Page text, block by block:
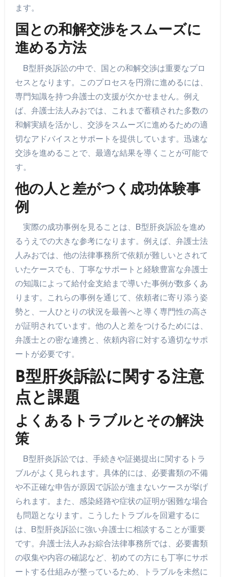
ます。
国との和解交渉をスムーズに
進める方法
B型肝炎訴訟の中で、国との和解交渉は重要なプロ
セスとなります。このプロセスを円滑に進めるには、
専門知識を持つ弁護士の支援が欠かせません。例え
ば、弁護士法人みおでは、これまで蓄積された多数の
和解実績を活かし、交渉をスムーズに進めるための適
切なアドバイスとサポートを提供しています。迅速な
交渉を進めることで、最適な結果を導くことが可能で
す。
他の人と差がつく成功体験事
例
実際の成功事例を見ることは、B型肝炎訴訟を進め
るうえでの大きな参考になります。例えば、弁護士法
人みおでは、他の法律事務所で依頼が難しいとされて
いたケースでも、丁寧なサポートと経験豊富な弁護士
の知識によって給付金支給まで導いた事例が数多くあ
ります。これらの事例を通じて、依頼者に寄り添う姿
勢と、一人ひとりの状況を最善へと導く専門性の高さ
が証明されています。他の人と差をつけるためには、
弁護士との密な連携と、依頼内容に対する適切なサポ
ートが必要です。
B型肝炎訴訟に関する注意
点と課題
よくあるトラブルとその解決
策
B型肝炎訴訟では、手続きや証拠提出に関するトラ
ブルがよく見られます。具体的には、必要書類の不備
や不正確な申告が原因で訴訟が進まないケースが挙げ
られます。また、感染経路や症状の証明が困難な場合
も問題となります。こうしたトラブルを回避するに
は、B型肝炎訴訟に強い弁護士に相談することが重要
です。弁護士法人みお綜合法律事務所では、必要書類
の収集や内容の確認など、初めての方にも丁寧にサポ
ートする仕組みが整っているため、トラブルを未然に